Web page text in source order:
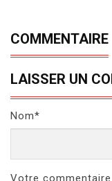
COMMENTAIRE
LAISSER UN
Nom*
Votre commentaire..